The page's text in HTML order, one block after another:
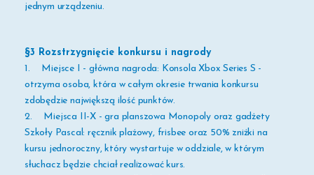
jednym urządzeniu.
§3 Rozstrzygnięcie konkursu i nagrody
1.
Miejsce I - główna nagroda: Konsola Xbox Series S -
otrzyma osoba, która w całym okresie trwania konkursu
zdobędzie największą ilość punktów.
2.
Miejsca II-X -gra planszowa Monopoly oraz gadżety
Szkoły Pascal: ręcznik plażowy, frisbee oraz 50% zniżki na
kursu jednoroczny, który wystartuje w oddziale, w którym
słuchacz będzie chciał realizować kurs.